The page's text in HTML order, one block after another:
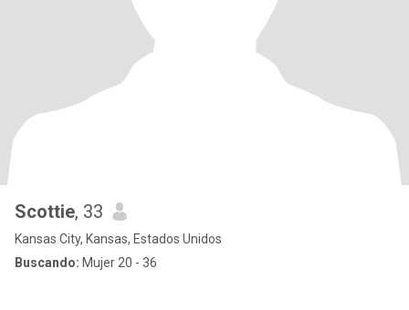
Scottie, 33
Kansas City, Kansas, Estados Unidos
Buscando: Mujer 20 - 36